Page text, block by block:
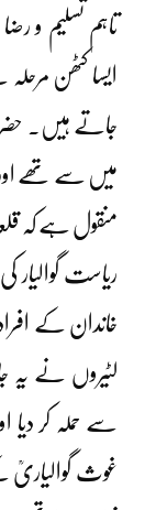
تاہم تسلیم و
ایسا کٹھن
جاتے ہیں۔
میں سے تھے
منقول ہے کہ
ریاست
خاندان کے افراد
لٹیروں نے یہ
سے حملہ کر
غوث گوالیاریؒ